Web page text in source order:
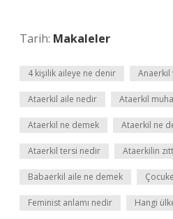
Tarih: Makaleler
4 kişilik aileye ne denir Anaerkil
Ataerkil aile nedir Ataerkil
Ataerkil ne demek Ataerkil ne
Ataerkil tersi nedir Ataerkilin
Babaerkil aile ne demek
Feminist anlamı nedir Hangi